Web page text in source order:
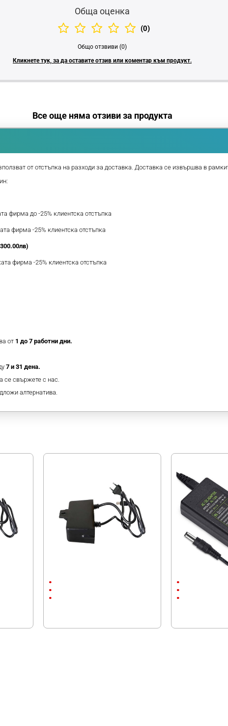
Обща оценка
(0)
Общо отзвиви (0)
Кликнете тук, за да оставите отзив или коментар към продукт.
Все още няма отзиви за продукта
от отстъпка на разходи за доставка. Доставка се извършва в
фирма до -25% клиентска отстъпка
фирма -25% клиентска отстъпка
фирма -25% клиентска отстъпка
от 1 до 7 работни дни.
7 и 31 дена.
се свържете с нас.
алтернатива.